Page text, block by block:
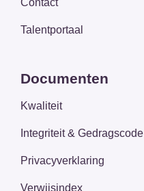
Contact
Talentportaal
Documenten
Kwaliteit
Integriteit & Gedragscode
Privacyverklaring
Verwijsindex